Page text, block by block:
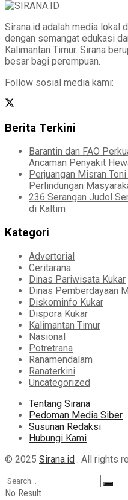
Sirana.id adalah media lokal
dengan semangat edukasi
Kalimantan Timur. Sirana
besar bagi perempuan.
Follow sosial media kami:
Berita Terkini
Barantin dan FAO
Ancaman Penyakit
Perjuangan Misran
Perlindungan
236 Serangan Judol
di Kaltim
Kategori
Advertorial
Ceritarana
Dinas Pariwisata Kukar
Dinas Pemberdayaan
Diskominfo Kukar
Dispora Kukar
Kalimantan Timur
Nasional
Potretrana
Ranamendalam
Ranaterkini
Uncategorized
Tentang Sirana
Pedoman Media Siber
Susunan Redaksi
Hubungi Kami
© 2025 Sirana.id . All rights
No Result